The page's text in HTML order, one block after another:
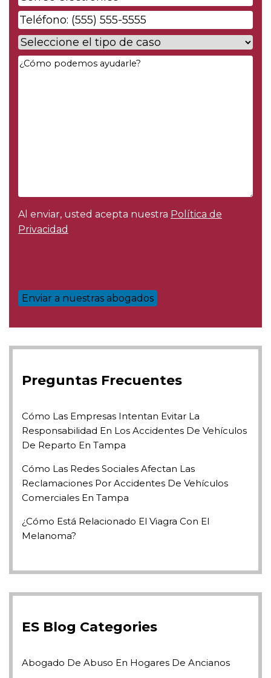
electrónico*
Phone*
Case
Type*
Your
Al enviar, usted acepta nuestra Política de
Privacidad
Preguntas Frecuentes
Cómo Las Empresas Intentan Evitar La
Responsabilidad En Los Accidentes De Vehículos
De Reparto En Tampa
Cómo Las Redes Sociales Afectan Las
Reclamaciones Por Accidentes De Vehículos
Comerciales En Tampa
¿Cómo Está Relacionado El Viagra Con El
Melanoma?
ES Blog Categories
Abogado De Abuso En Hogares De Ancianos